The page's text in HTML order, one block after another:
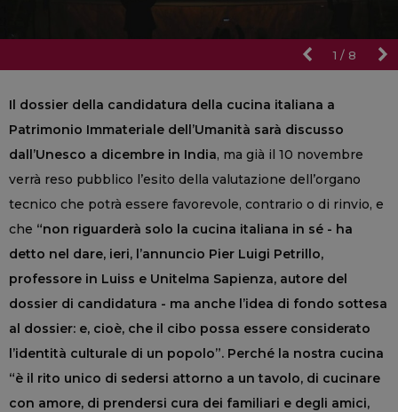
1 / 8
Il dossier della candidatura della cucina italiana a
Patrimonio Immateriale dell’Umanità sarà discusso
dall’Unesco a dicembre in India, ma già il 10 novembre
verrà reso pubblico l’esito della valutazione dell’organo
tecnico che potrà essere favorevole, contrario o di rinvio, e
che “non riguarderà solo la cucina italiana in sé - ha
detto nel dare, ieri, l’annuncio Pier Luigi Petrillo,
professore in Luiss e Unitelma Sapienza, autore del
dossier di candidatura - ma anche l’idea di fondo sottesa
al dossier: e, cioè, che il cibo possa essere considerato
l’identità culturale di un popolo”. Perché la nostra cucina
“è il rito unico di sedersi attorno a un tavolo, di cucinare
con amore, di prendersi cura dei familiari e degli amici,